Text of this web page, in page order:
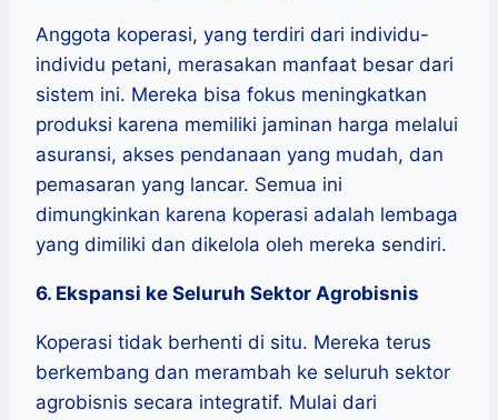
Anggota koperasi, yang terdiri dari individu-
individu petani, merasakan manfaat besar dari
sistem ini. Mereka bisa fokus meningkatkan
produksi karena memiliki jaminan harga melalui
asuransi, akses pendanaan yang mudah, dan
pemasaran yang lancar. Semua ini
dimungkinkan karena koperasi adalah lembaga
yang dimiliki dan dikelola oleh mereka sendiri.
6. Ekspansi ke Seluruh Sektor Agrobisnis
Koperasi tidak berhenti di situ. Mereka terus
berkembang dan merambah ke seluruh sektor
agrobisnis secara integratif. Mulai dari